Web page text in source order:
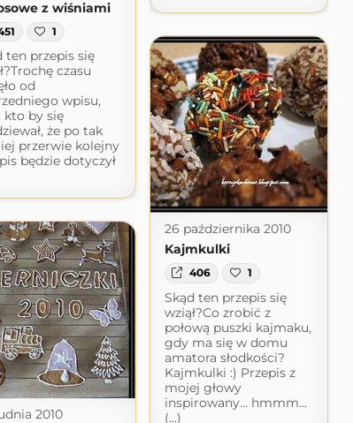
z wiśniami
1
ten przepis się
czasu
od
wpisu,
kto by się
że po tak
przerwie kolejny
będzie dotyczył
26 października 2010
Kajmkulki
406 1
Skąd ten przepis się
wziął?Co zrobić z
połową puszki kajmaku,
gdy ma się w domu
amatora słodkości?
Kajmkulki :) Przepis z
mojej głowy
inspirowany… hmmm...
(...)
2010